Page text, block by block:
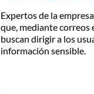
Expertos de la
que, mediante correos
buscan dirigir a los
información sensible.